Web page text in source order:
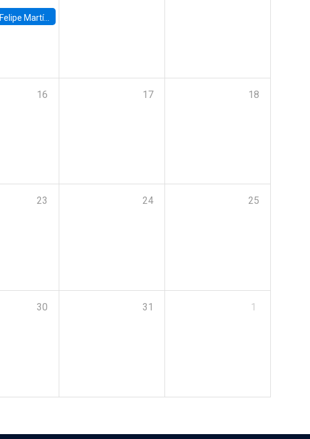
Felipe Martínez, alumno Doctorado en Economía UC
16 17 18
23 24 25
30 31 1